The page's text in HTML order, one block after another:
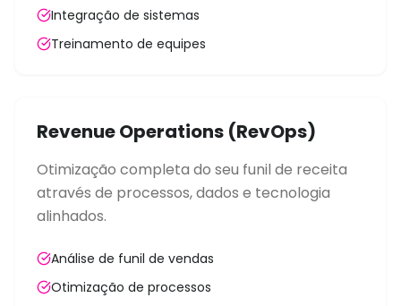
Integração de sistemas
Treinamento de equipes
Revenue Operations (RevOps)
Otimização completa do seu funil de receita
através de processos, dados e tecnologia
alinhados.
Análise de funil de vendas
Otimização de processos